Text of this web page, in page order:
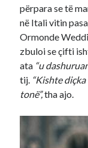
përpara se të
në Itali vitin
Ormonde
zbuloi se çifti
ata “u
tij. “Kishte
tonë”,tha ajo.